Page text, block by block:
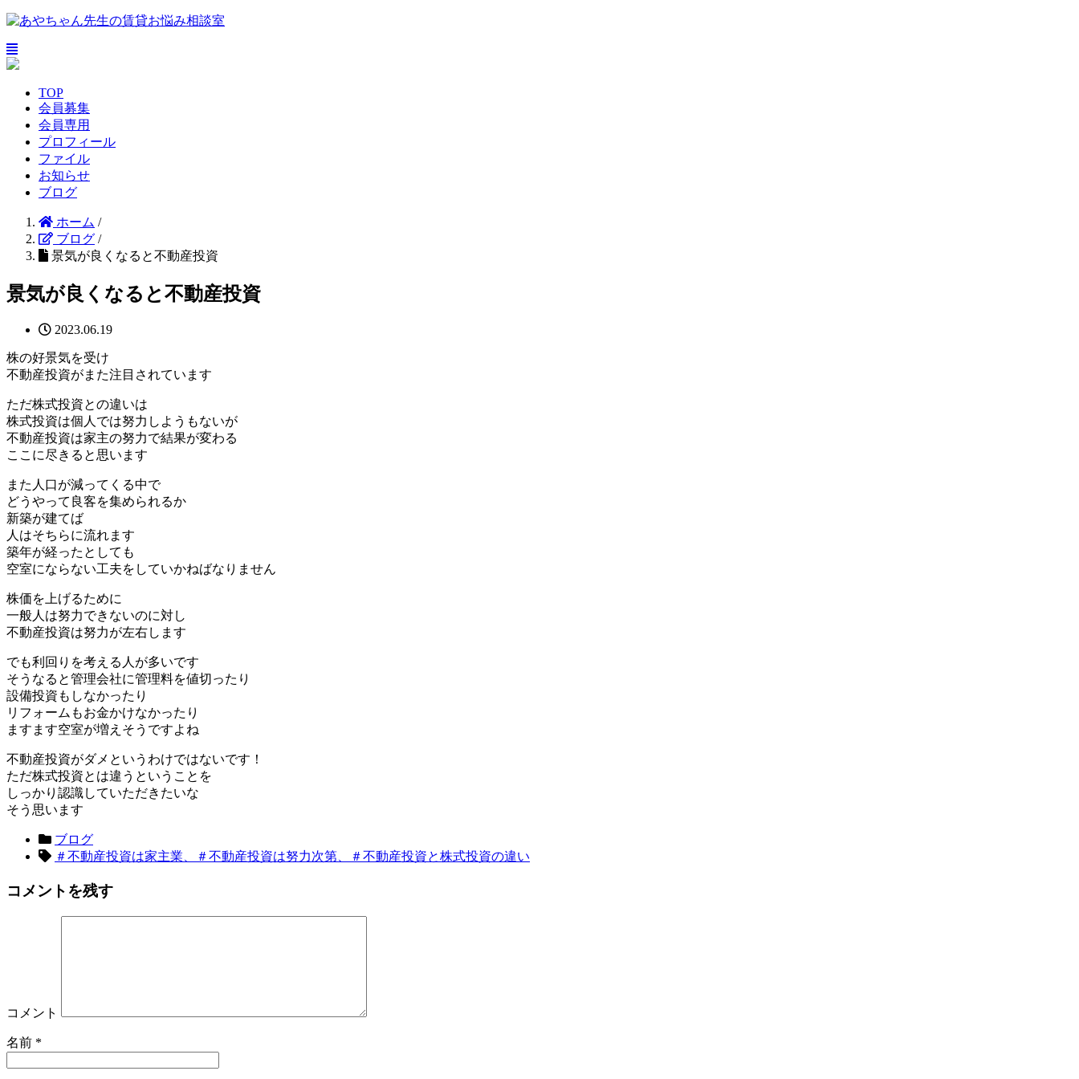
TOP
会員募集
会員専用
プロフィール
ファイル
お知らせ
ブログ
ホーム /
ブログ /
景気が良くなると不動産投資
景気が良くなると不動産投資
2023.06.19
株の好景気を受け
不動産投資がまた注目されています
ただ株式投資との違いは
株式投資は個人では努力しようもないが
不動産投資は家主の努力で結果が変わる
ここに尽きると思います
また人口が減ってくる中で
どうやって良客を集められるか
新築が建てば
人はそちらに流れます
築年が経ったとしても
空室にならない工夫をしていかねばなりません
株価を上げるために
一般人は努力できないのに対し
不動産投資は努力が左右します
でも利回りを考える人が多いです
そうなると管理会社に管理料を値切ったり
設備投資もしなかったり
リフォームもお金かけなかったり
ますます空室が増えそうですよね
不動産投資がダメというわけではないです！
ただ株式投資とは違うということを
しっかり認識していただきたいな
そう思います
ブログ
＃不動産投資は家主業、＃不動産投資は努力次第、＃不動産投資と株式投資の違い
コメントを残す
コメント
名前 *